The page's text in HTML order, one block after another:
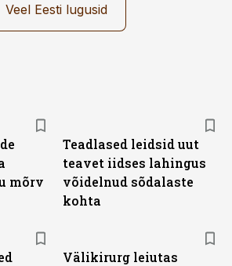
Veel Eesti lugusid
mõrv
Teadlased leidsid uut
teavet iidses lahingus
võidelnud sõdalaste
kohta
Välikirurg leiutas